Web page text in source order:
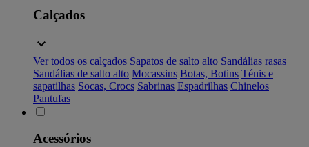
Calçados
Ver todos os calçados Sapatos de salto alto Sandálias rasas
Sandálias de salto alto Mocassins Botas, Botins Ténis e
sapatilhas Socas, Crocs Sabrinas Espadrilhas Chinelos
Pantufas
Acessórios